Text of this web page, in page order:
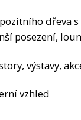
dřeva
posezení,
výstavy,
vzhled